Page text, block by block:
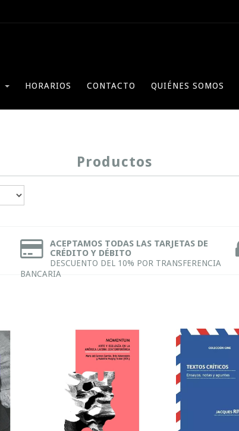
HORARIOS CONTACTO QUIÉNES SOMOS
Productos
ACEPTAMOS TODAS LAS TARJETAS DE
CRÉDITO Y DÉBITO
DESCUENTO DEL 10% POR TRANSFERENCIA
BANCARIA